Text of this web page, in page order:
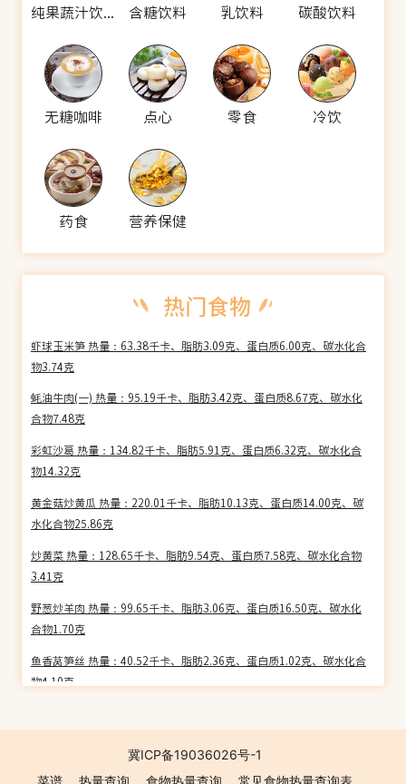
纯果蔬汁饮料 含糖饮料 乳饮料 碳酸饮料
无糖咖啡 点心 零食 冷饮
药食 营养保健
虾球玉米笋 热量：63.38千卡、脂肪3.09克、蛋白质6.00克、碳水化合
物3.74克
蚝油牛肉(一) 热量：95.19千卡、脂肪3.42克、蛋白质8.67克、碳水化
合物7.48克
彩虹沙葛 热量：134.82千卡、脂肪5.91克、蛋白质6.32克、碳水化合
物14.32克
黄金菇炒黄瓜 热量：220.01千卡、脂肪10.13克、蛋白质14.00克、碳
水化合物25.86克
炒黄菜 热量：128.65千卡、脂肪9.54克、蛋白质7.58克、碳水化合物
3.41克
野葱炒羊肉 热量：99.65千卡、脂肪3.06克、蛋白质16.50克、碳水化
合物1.70克
鱼香莴笋丝 热量：40.52千卡、脂肪2.36克、蛋白质1.02克、碳水化合
物4.10克
水化合物4.24克
炒鳝丝(2) 热量：114.28千卡、脂肪5.68克、蛋白质13.25克、碳水化合
冀ICP备19036026号-1